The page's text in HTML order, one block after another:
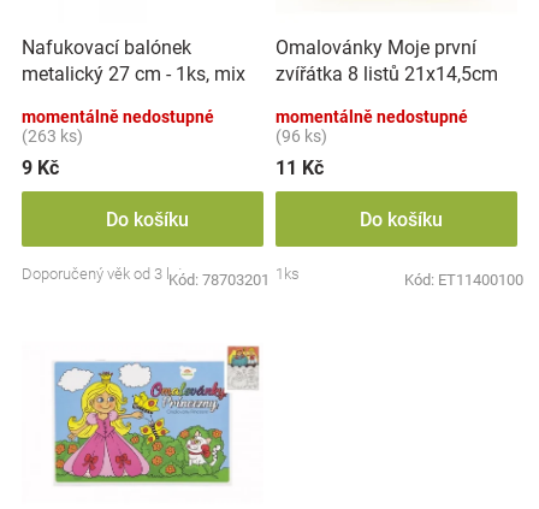
Hračkářství
ůo
d
u
k
ů
Nafukovací balónek
metalický 27 cm - 1ks, mix
momentálně nedostupné
(263 ks)
9 Kč
Do košíku
Doporučený věk od 3 letKód: 78703201
Omalovánky Moje první
zvířátka 8 listů 21x14,5cm
momentálně nedostupné
(96 ks)
11 Kč
Do košíku
1ks Kód: ET11400100